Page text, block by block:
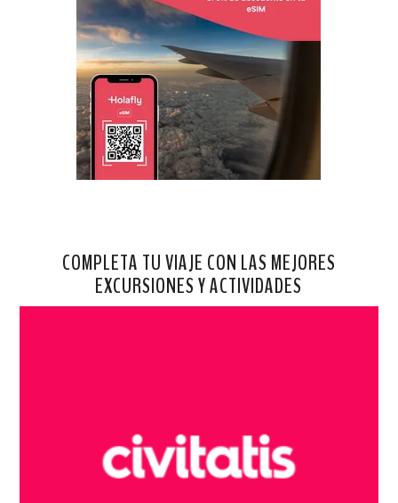
COMPLETA TU VIAJE CON LAS MEJORES
EXCURSIONES Y ACTIVIDADES